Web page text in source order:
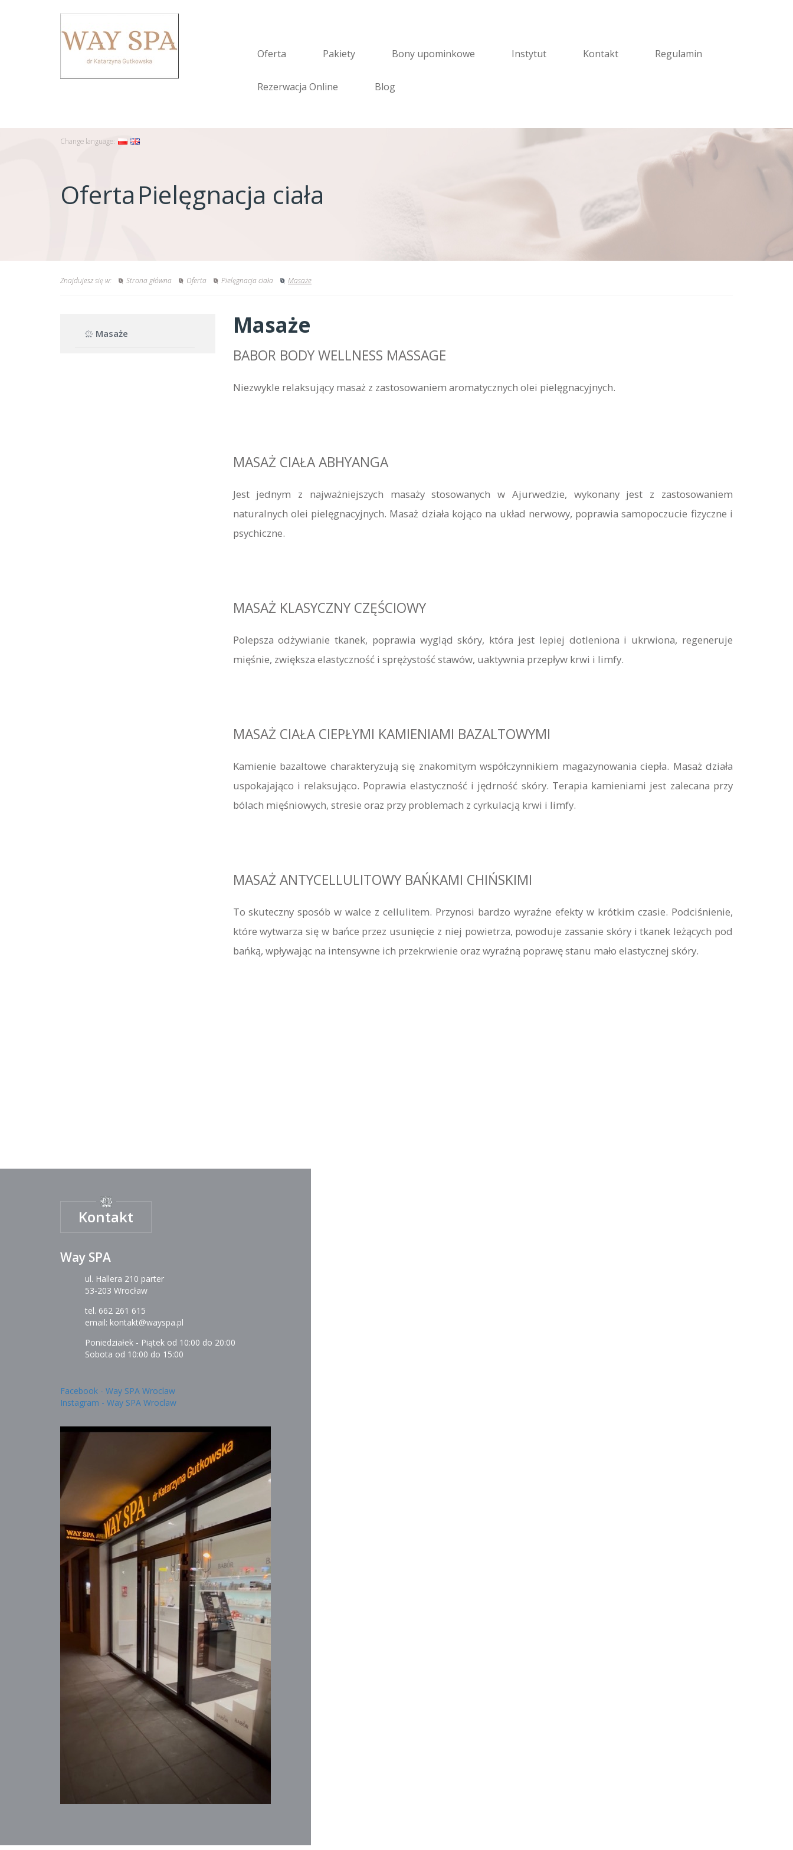
Oferta Pakiety Bony upominkowe Instytut Kontakt Regulamin
Rezerwacja Online Blog
Change language:
OfertaPielęgnacja ciała
Znajdujesz się w: Strona główna Oferta Pielęgnacja ciała Masaże
Masaże Masaże
BABOR BODY WELLNESS MASSAGE
Niezwykle relaksujący masaż z zastosowaniem aromatycznych olei pielęgnacyjnych.
MASAŻ CIAŁA ABHYANGA
Jest jednym z najważniejszych masaży stosowanych w Ajurwedzie, wykonany jest z zastosowaniem
naturalnych olei pielęgnacyjnych. Masaż działa kojąco na układ nerwowy, poprawia samopoczucie fizyczne i
psychiczne.
MASAŻ KLASYCZNY CZĘŚCIOWY
Polepsza odżywianie tkanek, poprawia wygląd skóry, która jest lepiej dotleniona i ukrwiona, regeneruje
mięśnie, zwiększa elastyczność i sprężystość stawów, uaktywnia przepływ krwi i limfy.
MASAŻ CIAŁA CIEPŁYMI KAMIENIAMI BAZALTOWYMI
Kamienie bazaltowe charakteryzują się znakomitym współczynnikiem magazynowania ciepła. Masaż działa
uspokajająco i relaksująco. Poprawia elastyczność i jędrność skóry. Terapia kamieniami jest zalecana przy
bólach mięśniowych, stresie oraz przy problemach z cyrkulacją krwi i limfy.
MASAŻ ANTYCELLULITOWY BAŃKAMI CHIŃSKIMI
To skuteczny sposób w walce z cellulitem. Przynosi bardzo wyraźne efekty w krótkim czasie. Podciśnienie,
które wytwarza się w bańce przez usunięcie z niej powietrza, powoduje zassanie skóry i tkanek leżących pod
bańką, wpływając na intensywne ich przekrwienie oraz wyraźną poprawę stanu mało elastycznej skóry.
Kontakt
Way SPA
ul. Hallera 210 parter
53-203 Wrocław
tel. 662 261 615
email: kontakt@wayspa.pl
Poniedziałek - Piątek od 10:00 do 20:00
Sobota od 10:00 do 15:00
Facebook - Way SPA Wroclaw
Instagram - Way SPA Wroclaw